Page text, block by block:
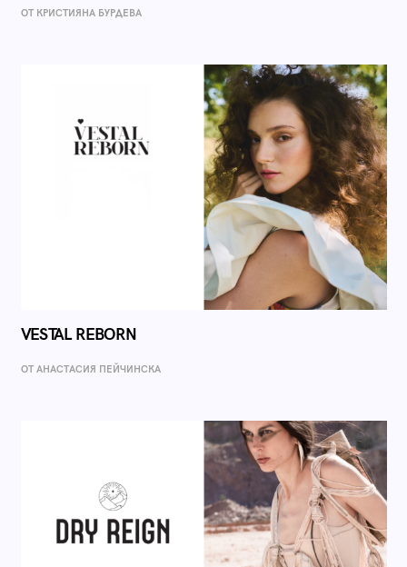
ОТ КРИСТИЯНА БУРДЕВА
VESTAL REBORN
ОТ AНАСТАСИЯ ПЕЙЧИНСКА